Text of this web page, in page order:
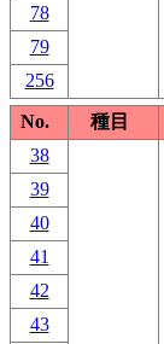
78
79
256
No.
種目
38
39
40
41
42
43